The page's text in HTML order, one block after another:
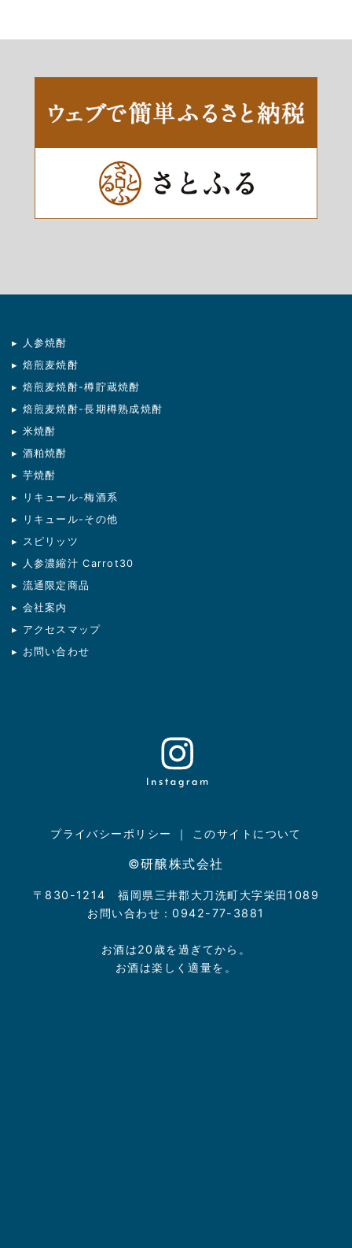
▸ 人参焼酎
▸ 焙煎麦焼酎
▸ 焙煎麦焼酎-樽貯蔵焼酎
▸ 焙煎麦焼酎-長期樽熟成焼酎
▸ 米焼酎
▸ 酒粕焼酎
▸ 芋焼酎
▸ リキュール-梅酒系
▸ リキュール-その他
▸ スピリッツ
▸ 人参濃縮汁 Carrot30
▸ 流通限定商品
▸ 会社案内
▸ アクセスマップ
▸ お問い合わせ
プライバシーポリシー ｜ このサイトについて
©研醸株式会社
〒830-1214 福岡県三井郡大刀洗町大字栄田1089
お問い合わせ：0942-77-3881
お酒は20歳を過ぎてから。
お酒は楽しく適量を。